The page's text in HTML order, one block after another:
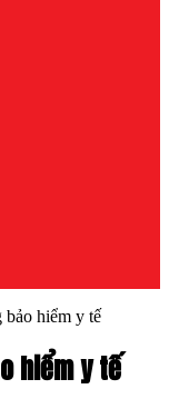
hiểm y tế
hiểm y tế